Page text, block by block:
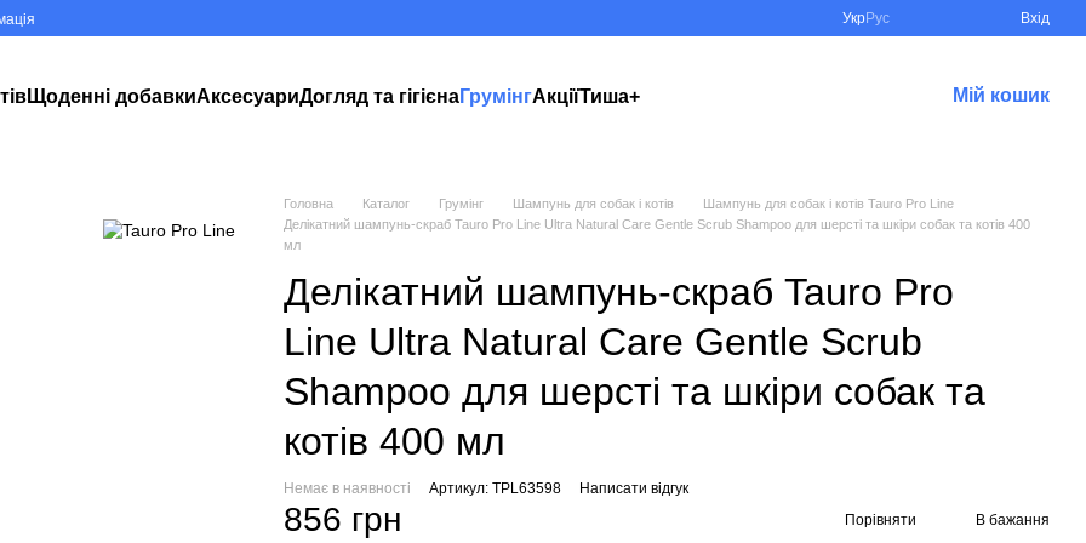
УкрРус Вхід
Щоденні добавкиАксесуариДогляд та гігієнаГрумінгАкціїТиша+ Мій кошик
Головна Каталог Грумінг Шампунь для собак і котів
Шампунь для собак і котів Tauro Pro Line
Делікатний шампунь-скраб Tauro Pro Line Ultra Natural Care Gentle Scrub Shampoo для шерсті та шкіри собак та котів 400
мл
Делікатний шампунь-скраб Tauro Pro
Line Ultra Natural Care Gentle Scrub
Shampoo для шерсті та шкіри собак та
котів 400 мл
Немає в наявності Артикул: TPL63598 Написати відгук
856 грн Порівняти В бажання